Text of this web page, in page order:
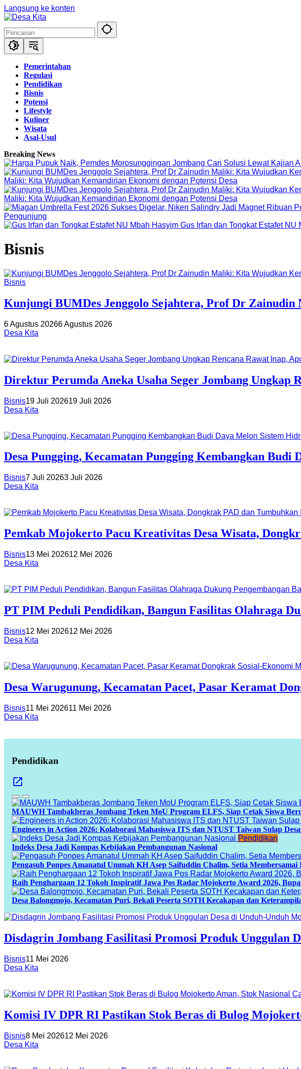
Langsung ke konten
Pemerintahan
Regulasi
Pendidikan
Bisnis
Potensi
Lifestyle
Kuliner
Wisata
Asal-Usul
Breaking News
Maliki: Kita Wujudkan Kemandirian Ekonomi dengan Potensi Desa
Maliki: Kita Wujudkan Kemandirian Ekonomi dengan Potensi Desa
Pengunjung
Gus Irfan dan Tongkat Estafet NU
Bisnis
Bisnis
Kunjungi BUMDes Jenggolo Sejahtera, Prof Dr
6 Agustus 20266 Agustus 2026
Desa Kita
Direktur Perumda Aneka Usaha Seger Jombang Ungkap
Bisnis19 Juli 202619 Juli 2026
Desa Kita
Desa Pungging, Kecamatan Pungging Kembangkan Budi
Bisnis7 Juli 20263 Juli 2026
Desa Kita
Pemkab Mojokerto Pacu Kreativitas Desa Wisata,
Bisnis13 Mei 202612 Mei 2026
Desa Kita
PT PIM Peduli Pendidikan, Bangun Fasilitas Olahraga
Bisnis12 Mei 202612 Mei 2026
Desa Kita
Desa Warugunung, Kecamatan Pacet, Pasar Keramat
Bisnis11 Mei 202611 Mei 2026
Desa Kita
Pendidikan
MAUWH Tambakberas Jombang Teken MoU Program ELFS, Siap Cetak Siswa
Engineers in Action 2026: Kolaborasi Mahasiswa ITS dan NTUST Taiwan Sulap
Pendidikan
Indeks Desa Jadi Kompas Kebijakan Pembangunan Nasional
Pengasuh Ponpes Amanatul Ummah KH Asep Saifuddin Chalim, Setia
Raih Penghargaan 12 Tokoh Inspiratif Jawa Pos Radar Mojokerto Award 2026,
Desa Balongmojo, Kecamatan Puri, Bekali Peserta SOTH Kecakapan dan
Disdagrin Jombang Fasilitasi Promosi Produk Unggulan
Bisnis11 Mei 2026
Desa Kita
Komisi IV DPR RI Pastikan Stok Beras di Bulog
Bisnis8 Mei 202612 Mei 2026
Desa Kita